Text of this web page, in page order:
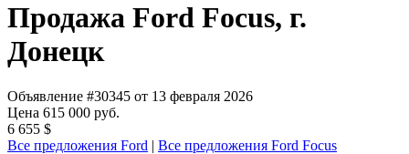
Продажа Ford Focus, г.
Донецк
Объявление #30345 от 13 февраля 2026
Цена 615 000 руб.
6 655 $
Все предложения Ford | Все предложения Ford Focus